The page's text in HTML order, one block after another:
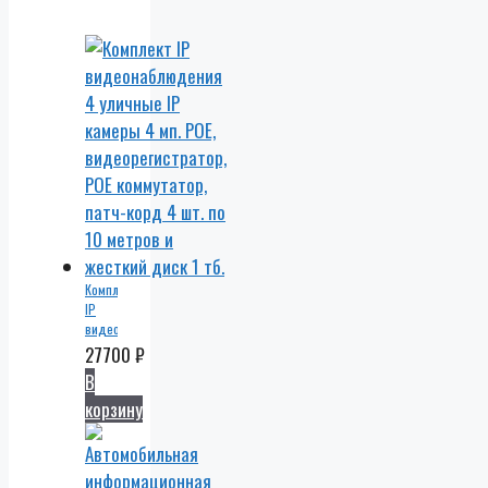
Комплект
IP
видеонаблюдения
4
уличные
IP
камеры
4 мп.
POE,
видеорегистратор,
27700 ₽
В
корзину